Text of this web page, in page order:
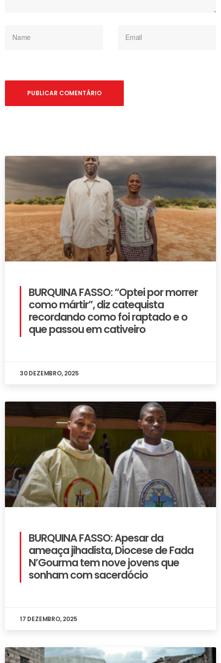
BURQUINA FASSO: “Optei por morrer
como mártir”, diz catequista
recordando como foi raptado e o
que passou em cativeiro
30 DEZEMBRO, 2025
BURQUINA FASSO: Apesar da
ameaça jihadista, Diocese de Fada
N’Gourma tem nove jovens que
sonham com sacerdócio
17 DEZEMBRO, 2025